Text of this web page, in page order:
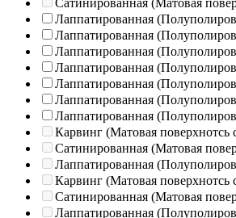
Сатинированная (Матовая
Лаппатированная
Лаппатированная
Лаппатированная
Лаппатированная
Лаппатированная
Лаппатированная
Лаппатированная
Карвинг (Матовая поверхнотсь
Сатинированная (Матовая
Лаппатированная
Карвинг (Матовая поверхнотсь
Сатинированная (Матовая
Лаппатированная